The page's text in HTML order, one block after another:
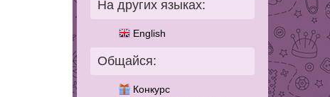
На других языках:
English
Общайся:
Конкурс